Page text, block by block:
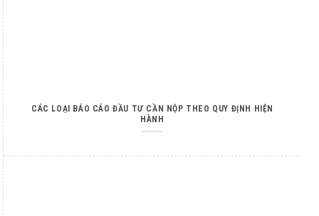
CÁC LOẠI BÁO CÁO ĐẦU TƯ CẦN NỘP THEO QUY ĐỊNH HIỆN
HÀNH